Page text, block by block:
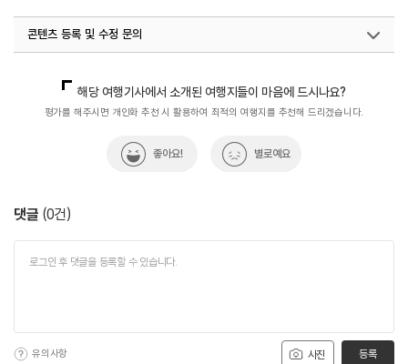
콘텐츠 등록 및 수정 문의
해당 여행기사에서 소개된 여행지들이 마음에 드시나요?
평가를 해주시면 개인화 추천 시 활용하여 최적의 여행지를 추천해 드리겠습니다.
좋아요! 별로예요
댓글 (0건)
사진
유의사항 등록